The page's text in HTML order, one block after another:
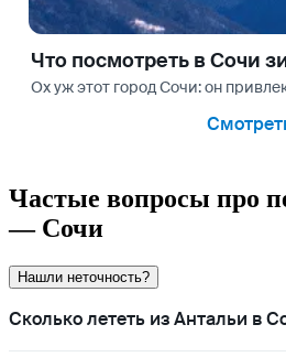
Что посмотреть в Сочи
Ох уж этот город Сочи: он
Частые вопросы про
— Сочи
Нашли неточность?
Сколько лететь из Антальи в